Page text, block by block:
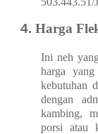
Harga
Ini neh
harga
kebutuhan
dengan
kambing,
porsi atau